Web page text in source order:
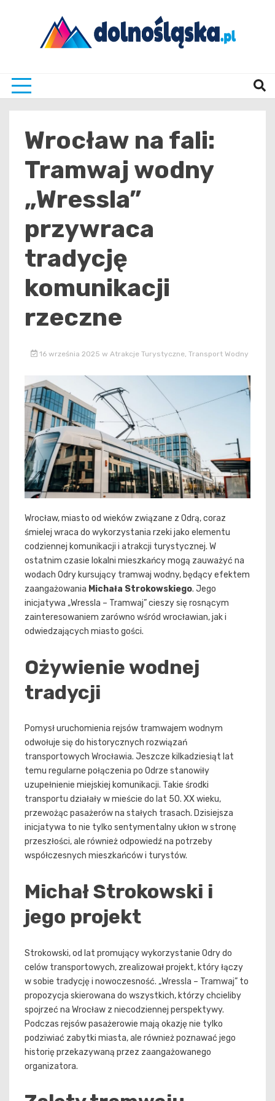
Wrocław na fali:
Tramwaj wodny
„Wressla”
przywraca
tradycję
komunikacji
rzeczne
16 września 2025 w Atrakcje Turystyczne, Transport Wodny
Wrocław, miasto od wieków związane z Odrą, coraz
śmielej wraca do wykorzystania rzeki jako elementu
codziennej komunikacji i atrakcji turystycznej. W
ostatnim czasie lokalni mieszkańcy mogą zauważyć na
wodach Odry kursujący tramwaj wodny, będący efektem
zaangażowania Michała Strokowskiego. Jego
inicjatywa „Wressla – Tramwaj” cieszy się rosnącym
zainteresowaniem zarówno wśród wrocławian, jak i
odwiedzających miasto gości.
Ożywienie wodnej
tradycji
Pomysł uruchomienia rejsów tramwajem wodnym
odwołuje się do historycznych rozwiązań
transportowych Wrocławia. Jeszcze kilkadziesiąt lat
temu regularne połączenia po Odrze stanowiły
uzupełnienie miejskiej komunikacji. Takie środki
transportu działały w mieście do lat 50. XX wieku,
przewożąc pasażerów na stałych trasach. Dzisiejsza
inicjatywa to nie tylko sentymentalny ukłon w stronę
przeszłości, ale również odpowiedź na potrzeby
współczesnych mieszkańców i turystów.
Michał Strokowski i
jego projekt
Strokowski, od lat promujący wykorzystanie Odry do
celów transportowych, zrealizował projekt, który łączy
w sobie tradycję i nowoczesność. „Wressla – Tramwaj” to
propozycja skierowana do wszystkich, którzy chcieliby
spojrzeć na Wrocław z niecodziennej perspektywy.
Podczas rejsów pasażerowie mają okazję nie tylko
podziwiać zabytki miasta, ale również poznawać jego
historię przekazywaną przez zaangażowanego
organizatora.